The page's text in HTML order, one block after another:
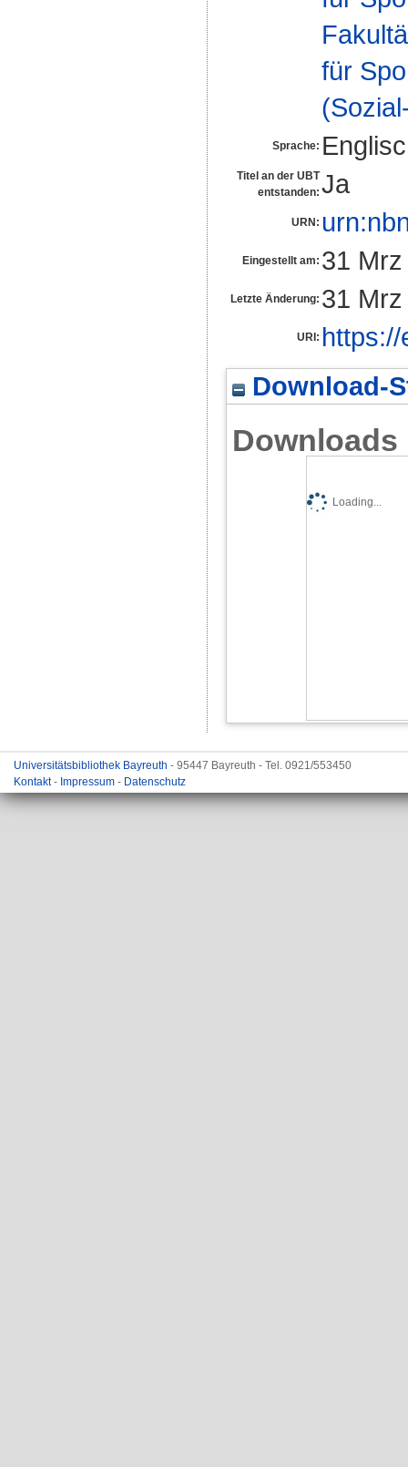
für
Sprache:
Titel an der UBT
entstanden: Ja
URN:
Eingestellt am: 31
Letzte Änderung: 31
URI:
Download-
Downloads
Loading...
Universitätsbibliothek Bayreuth - 95447 Bayreuth - Tel. 0921/553450
Kontakt- Impressum - Datenschutz